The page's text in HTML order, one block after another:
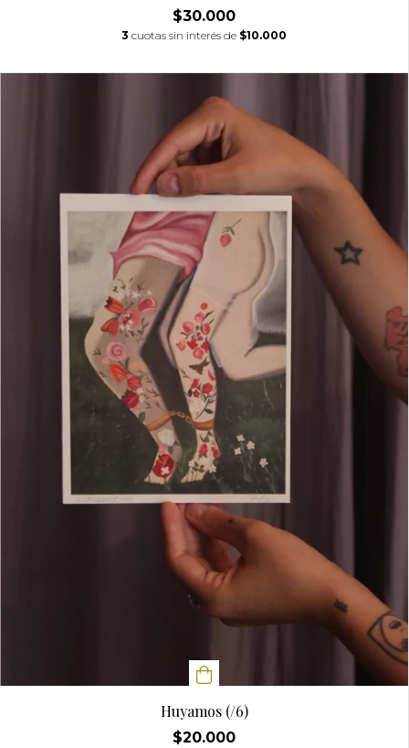
$30.000
3 cuotas sin interés de $10.000
Huyamos (/6)
$20.000